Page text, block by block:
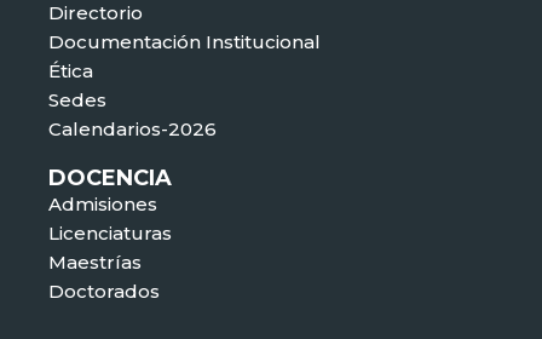
Directorio
Documentación Institucional
Ética
Sedes
Calendarios-2026
DOCENCIA
Admisiones
Licenciaturas
Maestrías
Doctorados